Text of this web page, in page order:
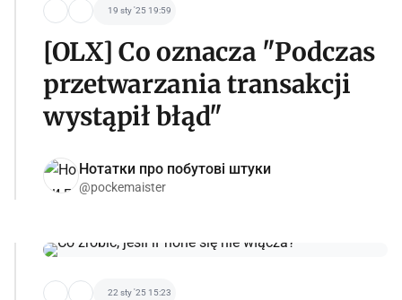
19 sty '25 19:59
[OLX] Co oznacza "Podczas
przetwarzania transakcji
wystąpił błąd"
Нотатки про побутові штуки
@pockemaister
22 sty '25 15:23